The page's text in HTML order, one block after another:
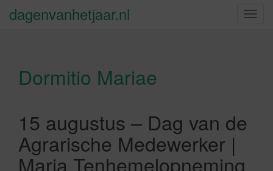
S
dagenvanhetjaar.nl
Dormitio Mariae
15 augustus – Dag van de
Agrarische Medewerker |
Maria Tenhemelopneming